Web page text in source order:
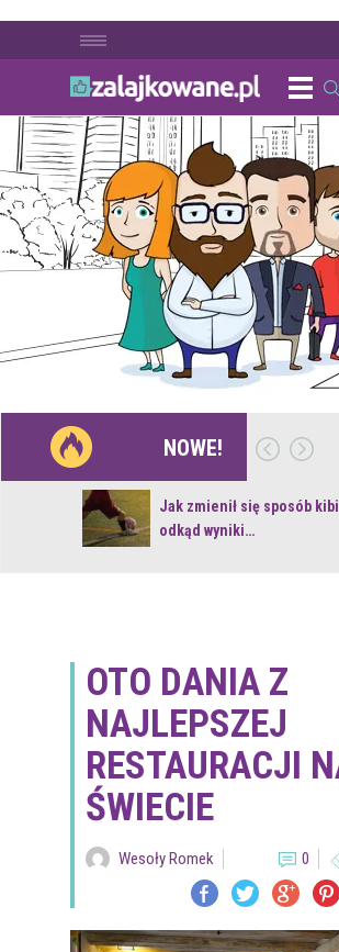
NOWE!
Jak zmienił się sposób
odkąd wyniki…
OTO DANIA Z
NAJLEPSZEJ
RESTAURACJI
ŚWIECIE
Wesoły Romek 0